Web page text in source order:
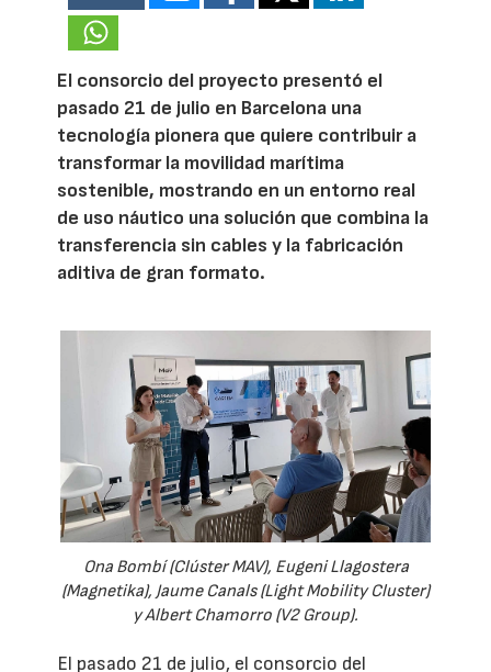
El consorcio del proyecto presentó el
pasado 21 de julio en Barcelona una
tecnología pionera que quiere contribuir a
transformar la movilidad marítima
sostenible, mostrando en un entorno real
de uso náutico una solución que combina la
transferencia sin cables y la fabricación
aditiva de gran formato.
Ona Bombí (Clúster MAV), Eugeni Llagostera
(Magnetika), Jaume Canals (Light Mobility Cluster)
y Albert Chamorro (V2 Group).
El pasado 21 de julio, el consorcio del